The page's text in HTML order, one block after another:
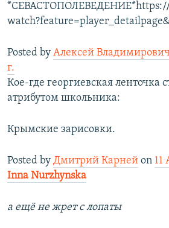
*СЕВАСТОПОЛЕВЕДЕНИЕ*https://
Posted by Алексей Владимирович
г.
Кое-где георгиевская ленточка
атрибутом школьника:
Крымские зарисовки.
Posted by Дмитрий Карней on 11
Inna Nurzhynska
а ещё не жрет с лопаты